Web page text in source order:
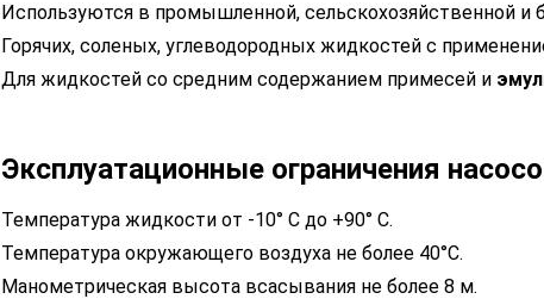
Используются в промышленной, сельскохозяйственной и
Горячих, соленых, углеводородных жидкостей с
Для жидкостей со средним содержанием примесей и
Эксплуатационные ограничения
Температура жидкости от -10° C до +90° C.
Температура окружающего воздуха не более 40°С.
Манометрическая высота всасывания не более 8 м.